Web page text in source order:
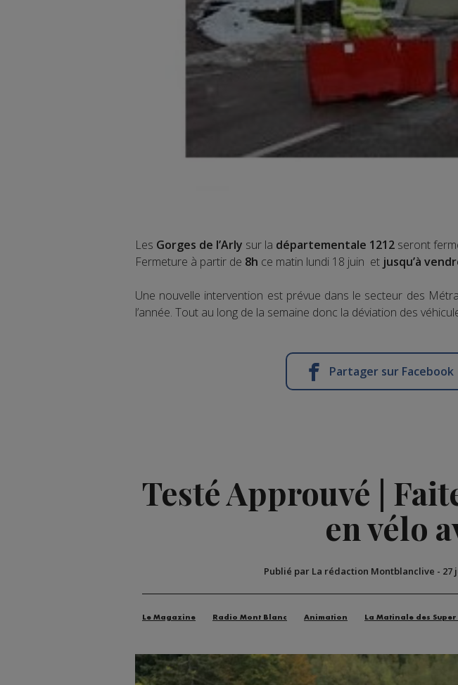
Les Gorges de l’Arly sur la départementale 1212 seront
Fermeture à partir de 8h ce matin lundi 18 juin et jusqu’à
Une nouvelle intervention est prévue dans le secteur des
l’année. Tout au long de la semaine donc la déviation des
Partager sur Facebook
Testé Approuvé |
en vélo
Publié par La rédaction Montblanclive - 27
Le Magazine Radio Mont Blanc Animation La Matinale des Super